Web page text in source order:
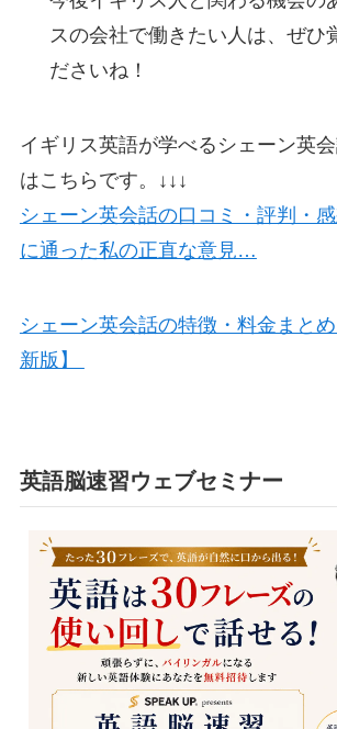
スの会社で働きたい人は、ぜひ
ださいね！
イギリス英語が学べるシェーン英
はこちらです。↓↓↓
シェーン英会話の口コミ・評判・
に通った私の正直な意見…
シェーン英会話の特徴・料金まと
新版】
英語脳速習ウェブセミナー